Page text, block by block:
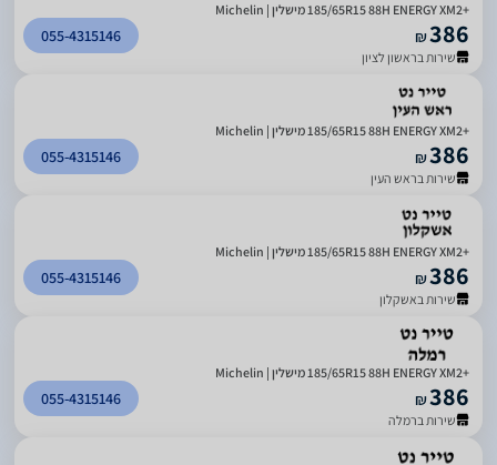
185/65R15 88H ENERGY XM2+‎ מישלין | Michelin
₪386
שירות בראשון לציון
055-4315146
185/65R15 88H ENERGY XM2+‎ מישלין | Michelin
₪386
שירות בראש העין
055-4315146
185/65R15 88H ENERGY XM2+‎ מישלין | Michelin
₪386
שירות באשקלון
055-4315146
185/65R15 88H ENERGY XM2+‎ מישלין | Michelin
₪386
שירות ברמלה
055-4315146